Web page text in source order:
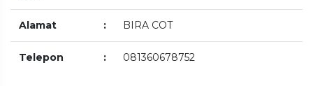
Alamat : BIRA COT
Telepon : 081360678752